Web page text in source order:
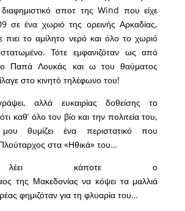
σποτ της Wind που είχε
σε ένα χωριό της ορεινής Αρκαδίας,
πιει το αμίλητο νερό και όλο το χωριό
Τότε εμφανιζόταν ως από
Παπά Λουκάς και ω του θαύματος
στο κινητό τηλέφωνο του!
αλλά ευκαιρίας δοθείσης το
καθ’ όλο τον βίο και την πολιτεία του,
θυμίζει ένα περιστατικό που
στα «Ηθικά» του…
κάποτε ο
της Μακεδονίας να κόψει τα μαλλιά
φημιζόταν για τη φλυαρία του…